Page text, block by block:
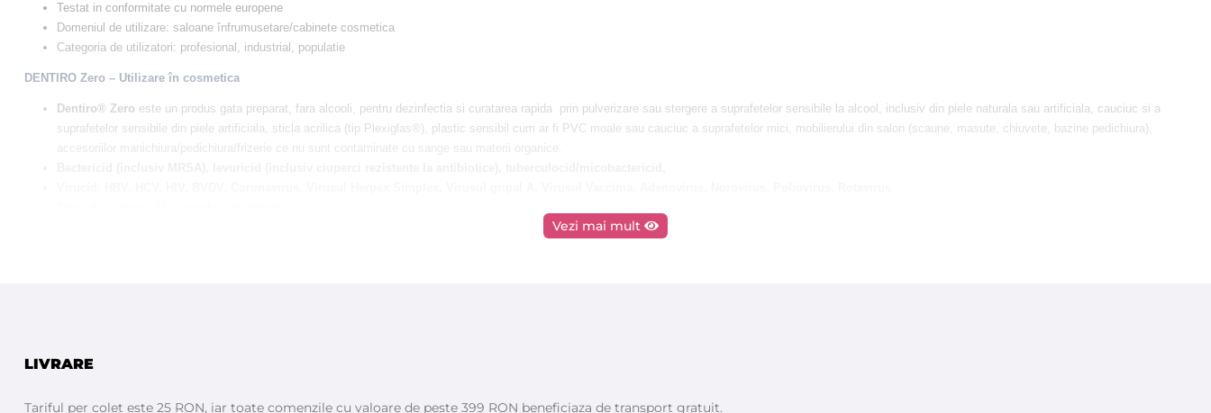
Testat in conformitate cu normele europene
Domeniul de utilizare: saloane înfrumusetare/cabinete cosmetica
Categoria de utilizatori: profesional, industrial, populatie
DENTIRO Zero – Utilizare în cosmetica
Dentiro® Zero este un produs gata preparat, fara alcooli, pentru dezinfectia si curatarea rapida prin pulverizare sau stergere a suprafetelor sensibile la alcool, inclusiv din piele naturala sau artificiala, cauciuc si a
suprafetelor sensibile din piele artificiala, sticla acrilica (tip Plexiglas®), plastic sensibil cum ar fi PVC moale sau cauciuc a suprafetelor mici, mobilierului din salon (scaune, masute, chiuvete, bazine pedichiura),
accesoriilor manichiura/pedichiura/frizerie ce nu sunt contaminate cu sange sau materii organice.
Timp de actiune: 15 secunde – 60 minute.
Vezi mai mult
LIVRARE
Tariful per colet este 25 RON, iar toate comenzile cu valoare de peste 399 RON beneficiaza de transport gratuit.